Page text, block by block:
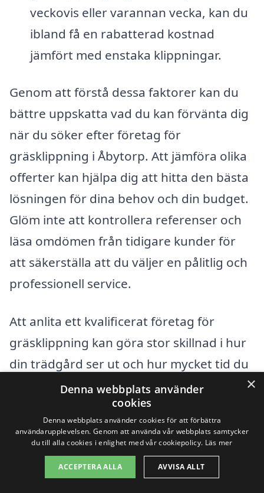
veckovis eller varannan vecka, kan du
ibland få en rabatterad kostnad
jämfört med enstaka klippningar.
Genom att förstå dessa faktorer kan du
bättre uppskatta vad du kan förvänta dig
när du söker efter företag för
gräsklippning i Åbytorp. Att jämföra olika
offerter kan hjälpa dig att hitta den bästa
lösningen för dina behov och din budget.
Glöm inte att kontrollera referenser och
läsa omdömen från tidigare kunder för
att säkerställa att du väljer en pålitlig och
professionell service.
Att anlita ett kvalificerat företag för
gräsklippning kan göra stor skillnad i hur
din trädgård ser ut och hur mycket tid du
sparar. Med hjälp av vår plattform kan du
enkelt få kontakt med lokala
professionella, så att du kan få flera
erbjudanden och välja den tjänst som
passar dig bäst.
×
Denna webbplats använder
cookies
Denna webbplats använder cookies för att förbättra
användarupplevelsen. Genom att använda vår webbplats samtycker
du till alla cookies i enlighet med vår cookiepolicy. Läs mer
ACCEPTERA ALLA AVVISA ALLT